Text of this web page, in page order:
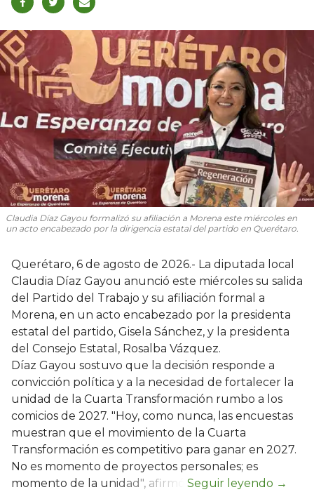
Claudia Díaz Gayou formalizó su afiliación a Morena este miércoles en
un acto encabezado por la dirigencia estatal del partido en Querétaro.
Querétaro, 6 de agosto de 2026.- La diputada local
Claudia Díaz Gayou anunció este miércoles su salida
del Partido del Trabajo y su afiliación formal a
Morena, en un acto encabezado por la presidenta
estatal del partido, Gisela Sánchez, y la presidenta
del Consejo Estatal, Rosalba Vázquez.
Díaz Gayou sostuvo que la decisión responde a
convicción política y a la necesidad de fortalecer la
unidad de la Cuarta Transformación rumbo a los
comicios de 2027. "Hoy, como nunca, las encuestas
muestran que el movimiento de la Cuarta
Transformación es competitivo para ganar en 2027.
No es momento de proyectos personales; es
momento de la unidad", afirmó.